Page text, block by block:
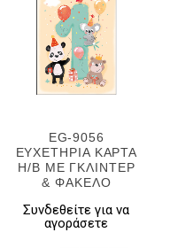
EG-9056
ΕΥΧΕΤΗΡΙΑ ΚΑΡΤΑ
H/B ΜΕ ΓΚΛΙΝΤΕΡ
& ΦΑΚΕΛΟ
Συνδεθείτε για να
αγοράσετε